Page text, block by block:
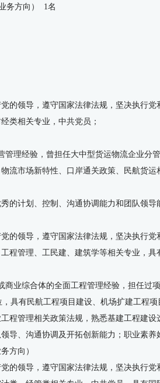
务方向） 1名
的领导，遵守国家法律法规，坚决执行党
类相关专业，中共党员；
管理经验，曾担任大中型货运物流企业分
流市场新特性、口岸通关政策、民航货
的计划、控制、沟通协调能力和团队领
的领导，遵守国家法律法规，坚决执行党
程管理、工民建、建筑学等相关专业，具
商业综合体的全面工程管理经验，担任
具有民航工程项目建设、机场扩建工程
程管理相关政策法规，熟悉基建工程建
导、沟通协调及开拓创新能力；职业素
方向）
的领导，遵守国家法律法规，坚决执行党